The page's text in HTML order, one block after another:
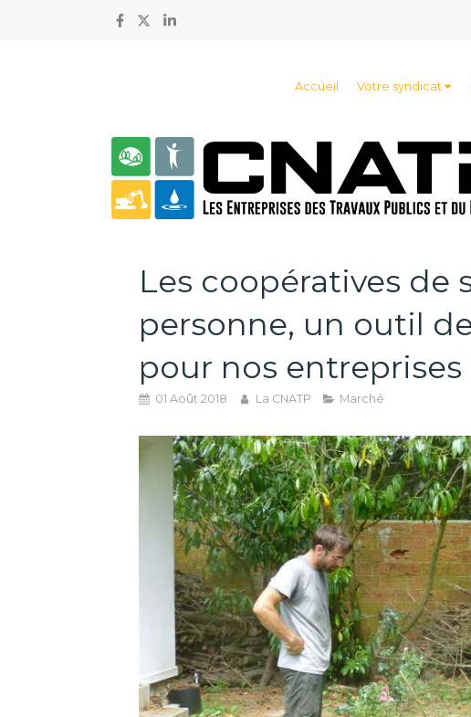
Accueil Votre syndicat
Les coopératives de
personne, un outil
pour nos entreprises
01 Août 2018 La CNATP Marché